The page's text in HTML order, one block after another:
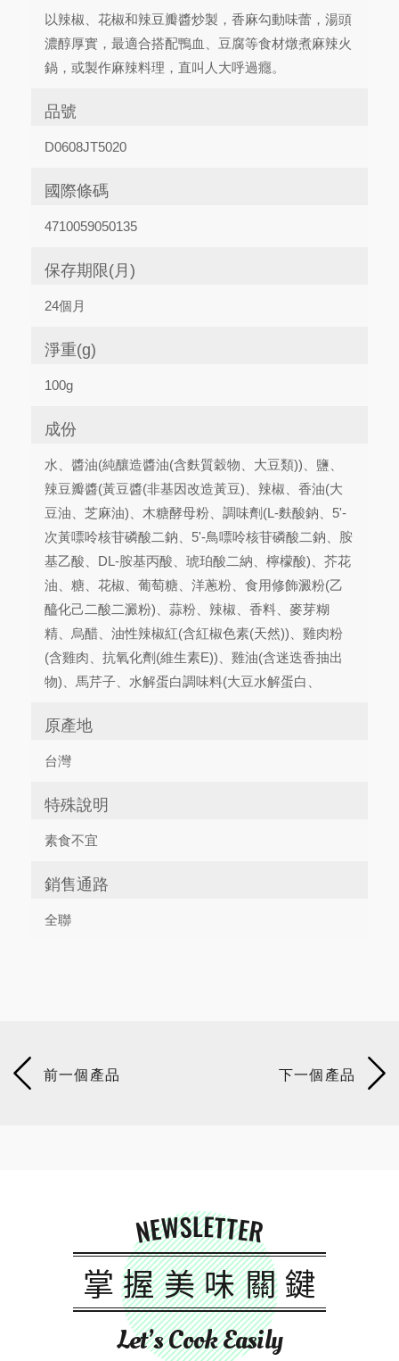
以辣椒、花椒和辣豆瓣醬炒製，香麻勾動味蕾，湯頭
濃醇厚實，最適合搭配鴨血、豆腐等食材燉煮麻辣火
鍋，或製作麻辣料理，直叫人大呼過癮。
品號
D0608JT5020
國際條碼
4710059050135
保存期限(月)
24個月
淨重(g)
100g
成份
水、醬油(純釀造醬油(含麩質穀物、大豆類))、鹽、
辣豆瓣醬(黃豆醬(非基因改造黃豆)、辣椒、香油(大
豆油、芝麻油)、木糖酵母粉、調味劑(L-麩酸鈉、5'-
次黃嘌呤核苷磷酸二鈉、5'-鳥嘌呤核苷磷酸二鈉、胺
基乙酸、DL-胺基丙酸、琥珀酸二納、檸檬酸)、芥花
油、糖、花椒、葡萄糖、洋蔥粉、食用修飾澱粉(乙
醯化己二酸二澱粉)、蒜粉、辣椒、香料、麥芽糊
精、烏醋、油性辣椒紅(含紅椒色素(天然))、雞肉粉
(含雞肉、抗氧化劑(維生素E))、雞油(含迷迭香抽出
物)、馬芹子、水解蛋白調味料(大豆水解蛋白、
原產地
台灣
特殊說明
素食不宜
銷售通路
全聯
NEWSLETTER
掌握美味關鍵
Let’s Cook Easily